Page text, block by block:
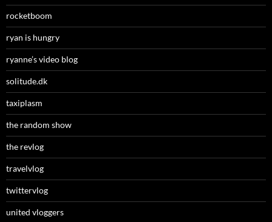
rocketboom
ryan is hungry
ryanne’s video blog
solitude.dk
taxiplasm
the random show
the revlog
travelvlog
twittervlog
united vloggers